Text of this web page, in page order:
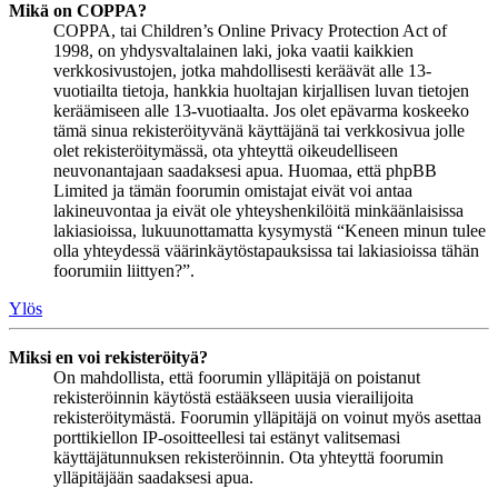
Mikä on COPPA?
COPPA, tai Children’s Online Privacy Protection Act of
1998, on yhdysvaltalainen laki, joka vaatii kaikkien
verkkosivustojen, jotka mahdollisesti keräävät alle 13-
vuotiailta tietoja, hankkia huoltajan kirjallisen luvan tietojen
keräämiseen alle 13-vuotiaalta. Jos olet epävarma koskeeko
tämä sinua rekisteröityvänä käyttäjänä tai verkkosivua jolle
olet rekisteröitymässä, ota yhteyttä oikeudelliseen
neuvonantajaan saadaksesi apua. Huomaa, että phpBB
Limited ja tämän foorumin omistajat eivät voi antaa
lakineuvontaa ja eivät ole yhteyshenkilöitä minkäänlaisissa
lakiasioissa, lukuunottamatta kysymystä “Keneen minun tulee
olla yhteydessä väärinkäytöstapauksissa tai lakiasioissa tähän
foorumiin liittyen?”.
Ylös
Miksi en voi rekisteröityä?
On mahdollista, että foorumin ylläpitäjä on poistanut
rekisteröinnin käytöstä estääkseen uusia vierailijoita
rekisteröitymästä. Foorumin ylläpitäjä on voinut myös asettaa
porttikiellon IP-osoitteellesi tai estänyt valitsemasi
käyttäjätunnuksen rekisteröinnin. Ota yhteyttä foorumin
ylläpitäjään saadaksesi apua.